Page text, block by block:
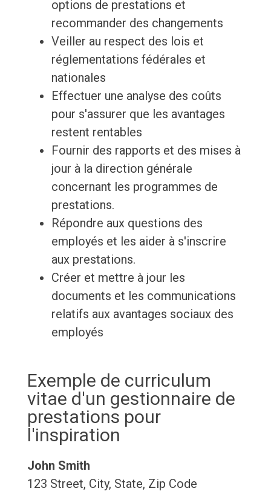
options de prestations et
recommander des changements
Veiller au respect des lois et
réglementations fédérales et
nationales
Effectuer une analyse des coûts
pour s'assurer que les avantages
restent rentables
Fournir des rapports et des mises à
jour à la direction générale
concernant les programmes de
prestations.
Répondre aux questions des
employés et les aider à s'inscrire
aux prestations.
Créer et mettre à jour les
documents et les communications
relatifs aux avantages sociaux des
employés
Exemple de curriculum
vitae d'un gestionnaire de
prestations pour
l'inspiration
John Smith
123 Street, City, State, Zip Code